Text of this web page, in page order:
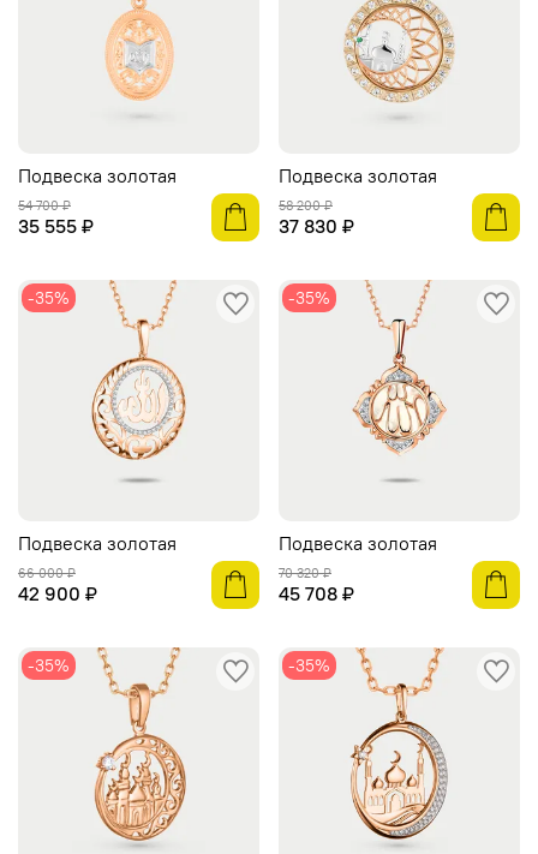
Подвеска золотая
54 700 ₽
35 555 ₽
Подвеска золотая
58 200 ₽
37 830 ₽
-35%
Подвеска золотая
66 000 ₽
42 900 ₽
-35%
Подвеска золотая
70 320 ₽
45 708 ₽
-35% -35%